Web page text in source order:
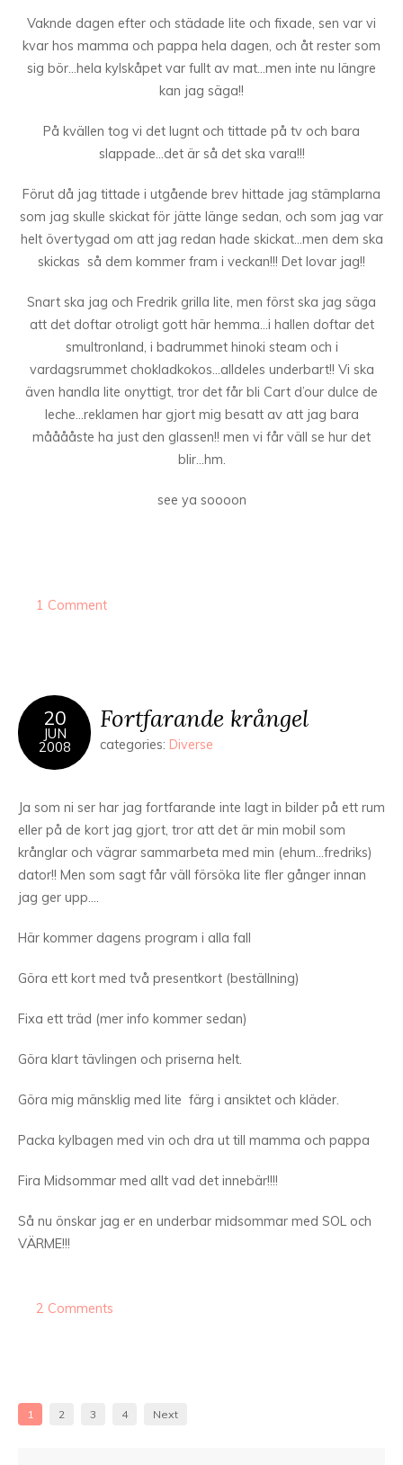
Vaknde dagen efter och städade lite och fixade, sen var vi
kvar hos mamma och pappa hela dagen, och åt rester som
sig bör…hela kylskåpet var fullt av mat…men inte nu längre
kan jag säga!!
På kvällen tog vi det lugnt och tittade på tv och bara
slappade…det är så det ska vara!!!
Förut då jag tittade i utgående brev hittade jag stämplarna
som jag skulle skickat för jätte länge sedan, och som jag var
helt övertygad om att jag redan hade skickat…men dem ska
skickas så dem kommer fram i veckan!!! Det lovar jag!!
Snart ska jag och Fredrik grilla lite, men först ska jag säga
att det doftar otroligt gott här hemma…i hallen doftar det
smultronland, i badrummet hinoki steam och i
vardagsrummet chokladkokos…alldeles underbart!! Vi ska
även handla lite onyttigt, tror det får bli Cart d’our dulce de
leche…reklamen har gjort mig besatt av att jag bara
mååååste ha just den glassen!! men vi får väll se hur det
blir…hm.
see ya soooon
1 Comment
20
JUN
2008
Fortfarande krångel
categories: Diverse
Ja som ni ser har jag fortfarande inte lagt in bilder på ett rum
eller på de kort jag gjort, tror att det är min mobil som
krånglar och vägrar sammarbeta med min (ehum…fredriks)
dator!! Men som sagt får väll försöka lite fler gånger innan
jag ger upp….
Här kommer dagens program i alla fall
Göra ett kort med två presentkort (beställning)
Fixa ett träd (mer info kommer sedan)
Göra klart tävlingen och priserna helt.
Göra mig mänsklig med lite färg i ansiktet och kläder.
Packa kylbagen med vin och dra ut till mamma och pappa
Fira Midsommar med allt vad det innebär!!!!
Så nu önskar jag er en underbar midsommar med SOL och
VÄRME!!!
2 Comments
1 2 3 4 Next